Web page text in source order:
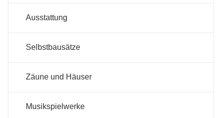
Ausstattung
Selbstbausätze
Zäune und Häuser
Musikspielwerke